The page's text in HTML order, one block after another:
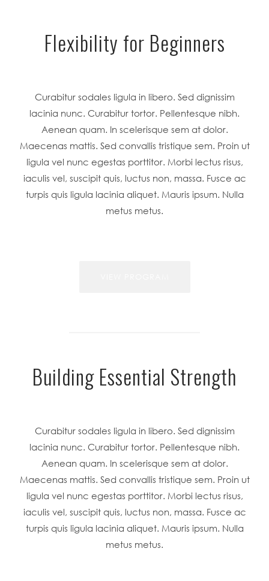
Flexibility for Beginners
Curabitur sodales ligula in libero. Sed dignissim
lacinia nunc. Curabitur tortor. Pellentesque nibh.
Aenean quam. In scelerisque sem at dolor.
Maecenas mattis. Sed convallis tristique sem. Proin ut
ligula vel nunc egestas porttitor. Morbi lectus risus,
iaculis vel, suscipit quis, luctus non, massa. Fusce ac
turpis quis ligula lacinia aliquet. Mauris ipsum. Nulla
metus metus.
Building Essential Strength
Curabitur sodales ligula in libero. Sed dignissim
lacinia nunc. Curabitur tortor. Pellentesque nibh.
Aenean quam. In scelerisque sem at dolor.
Maecenas mattis. Sed convallis tristique sem. Proin ut
ligula vel nunc egestas porttitor. Morbi lectus risus,
iaculis vel, suscipit quis, luctus non, massa. Fusce ac
turpis quis ligula lacinia aliquet. Mauris ipsum. Nulla
metus metus.